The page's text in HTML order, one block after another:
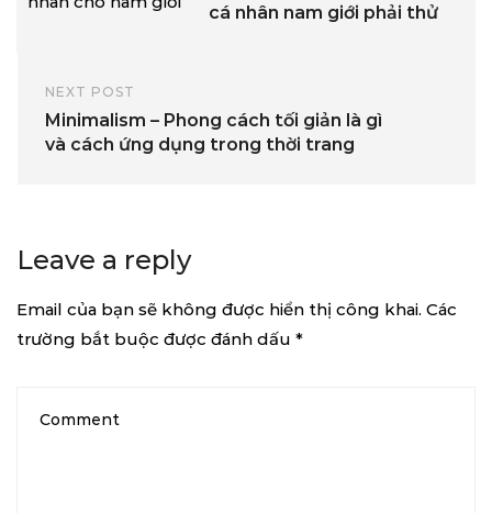
cá nhân nam giới phải thử
NEXT POST
Minimalism – Phong cách tối giản là gì
và cách ứng dụng trong thời trang
Leave a reply
Email của bạn sẽ không được hiển thị công khai. Các
trường bắt buộc được đánh dấu *